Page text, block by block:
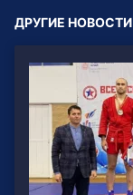
ДРУГИЕ НОВОСТИ